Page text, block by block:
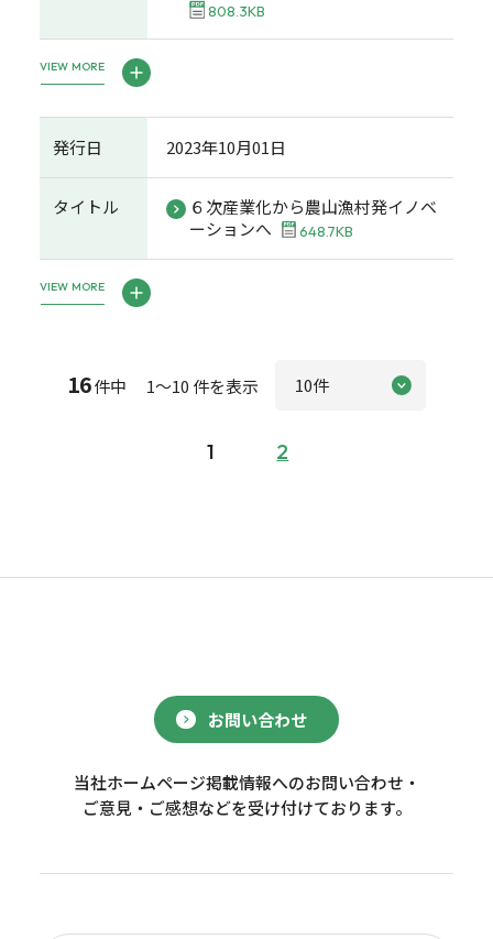
808.3KB
VIEW MORE
発行日 2023年10月01日
タイトル
６次産業化から農山漁村発イノベ
ーションへ
648.7KB
VIEW MORE
16件中 1～10 件を表示
1 2
お問い合わせ
当社ホームページ掲載情報へのお問い合わせ・
ご意見・ご感想などを受け付けております。